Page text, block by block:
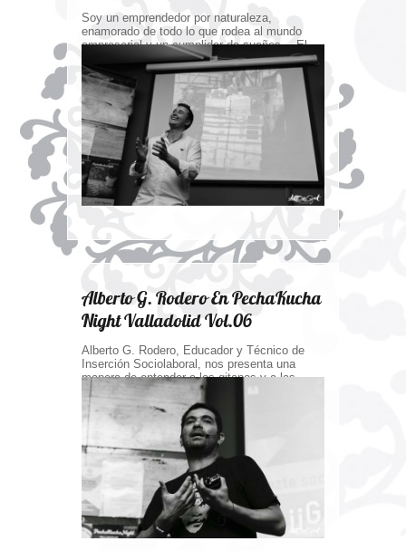
Soy un emprendedor por naturaleza,
enamorado de todo lo que rodea al mundo
empresarial y un cumplidor de sueños… El
mundo del emprendimiento, mi mundo, me
apasiona y me llena de energía. Formar parte
de la evolución de instituciones, proyectos,
empresas, emprendedores y personas me da
vida.
Alberto G. Rodero En PechaKucha
Night Valladolid Vol.06
Alberto G. Rodero, Educador y Técnico de
Inserción Sociolaboral, nos presenta una
manera de entender a los gitanos y a las
gitanas quitándonos las gafas de los
estereotipos, y nos explica sus inquietudes y
su trabajo con esta comunidad.